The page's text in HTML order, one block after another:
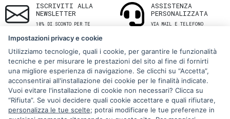
ISCRIVITI ALLA
NEWSLETTER
10% DI SCONTO PER TE
ASSISTENZA
PERSONALIZZATA
VIA MAIL E TELEFONO
Via Melo 224/a, Bari, Italy, 70121
Impostazioni privacy e cookie
Utilizziamo tecnologie, quali i cookie, per garantire le funzionalità
tecniche e per misurare le prestazioni del sito al fine di fornirti
una migliore esperienza di navigazione. Se clicchi su “Accetta”,
acconsentirai all'installazione dei cookie per le finalità indicate.
Vuoi evitare l'installazione di cookie non necessari? Clicca su
“Rifiuta”. Se vuoi decidere quali cookie accettare e quali rifiutare,
personalizza le tue scelte; potrai modificare le tue preferenze in